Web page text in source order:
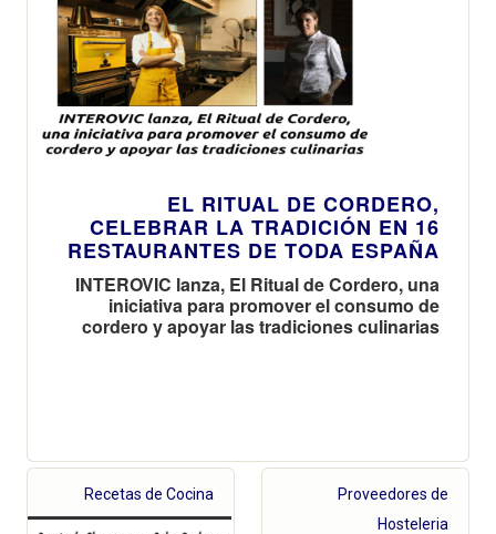
EL RITUAL DE CORDERO,
CELEBRAR LA TRADICIÓN EN 16
RESTAURANTES DE TODA ESPAÑA
INTEROVIC lanza, El Ritual de Cordero, una
iniciativa para promover el consumo de
cordero y apoyar las tradiciones culinarias
Recetas de Cocina
Proveedores de
Hosteleria